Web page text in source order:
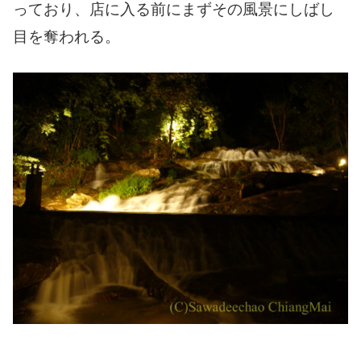
っており、店に入る前にまずその風景にしばし
目を奪われる。